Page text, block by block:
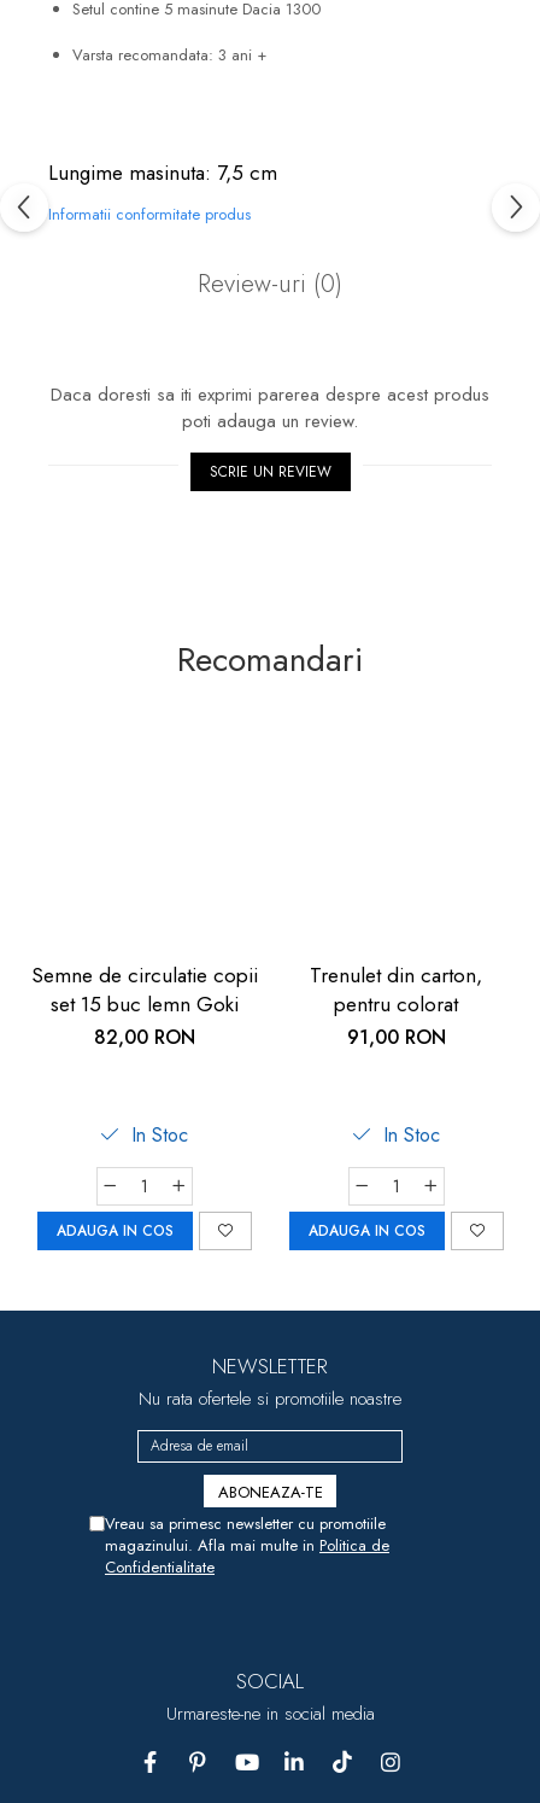
Setul contine 5 masinute Dacia 1300
Varsta recomandata: 3 ani +
Lungime masinuta: 7,5 cm
Informatii conformitate produs
Review-uri (0)
Daca doresti sa iti exprimi parerea despre acest produs
poti adauga un review.
SCRIE UN REVIEW
Recomandari
Semne de circulatie copii
set 15 buc lemn Goki
82,00 RON
In Stoc
ADAUGA IN COS
Trenulet din carton,
pentru colorat
91,00 RON
In Stoc
ADAUGA IN COS
NEWSLETTER
Nu rata ofertele si promotiile noastre
Vreau sa primesc newsletter cu promotiile
magazinului. Afla mai multe in Politica de
Confidentialitate
SOCIAL
Urmareste-ne in social media